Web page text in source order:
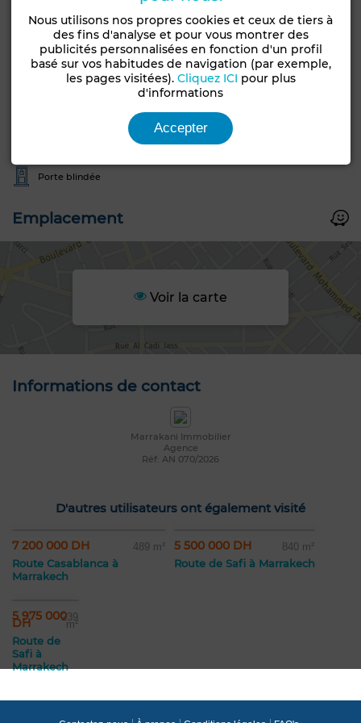
Caractéristiques générales
Type de bien
Local commercial
Etat
Bon état / habitable
Porte blindée
Emplacement
Voir la carte
Informations de contact
Marrakani Immobilier
Agence
Réf: AN 070/2026
D'autres utilisateurs ont également visité
7 200 000 DH 489 m²
Route Casablanca à
Marrakech
5 500 000 DH 840 m²
Route de Safi à Marrakech
5 975 000
DH 239
m²
Route de
Safi à
Marrakech
Nous utilisons nos propres cookies et ceux de tiers à
des fins d'analyse et pour vous montrer des
publicités personnalisées en fonction d'un profil
basé sur vos habitudes de navigation (par exemple,
les pages visitées). Cliquez ICI pour plus
d'informations
Accepter